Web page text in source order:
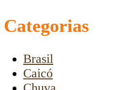
Categorias
Brasil
Caicó